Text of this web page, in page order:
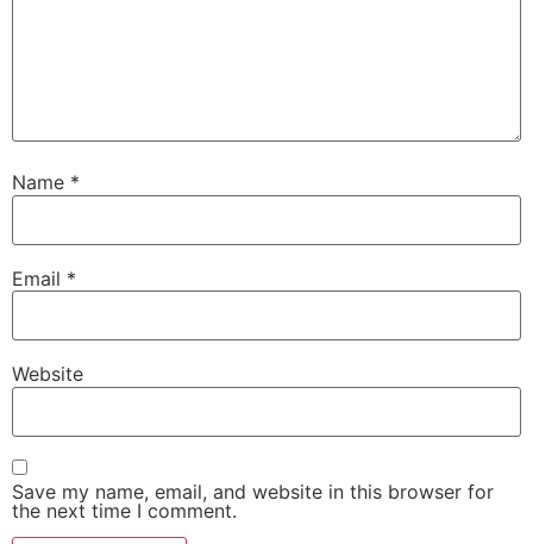
Name *
Email *
Website
Save my name, email, and website in this browser for
the next time I comment.